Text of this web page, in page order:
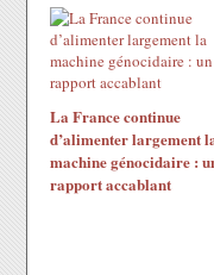
La France continue
d’alimenter largement
machine génocidaire :
rapport accablant